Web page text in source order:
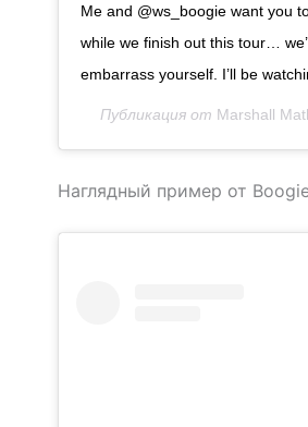
Me and @ws_boogie want you
while we finish out this tour…
embarrass yourself. I’ll be
Публикация от Marshall
Наглядный пример от